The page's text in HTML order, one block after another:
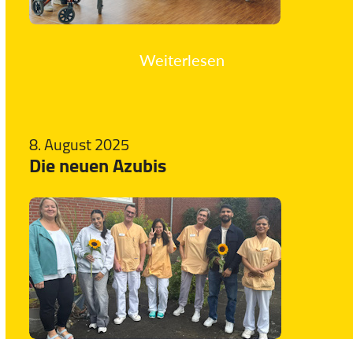
Weiterlesen
8. August 2025
Die neuen Azubis